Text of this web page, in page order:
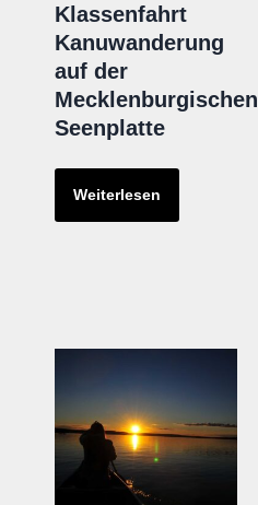
Klassenfahrt
Kanuwanderung
auf der
Mecklenburgischen
Seenplatte
Weiterlesen